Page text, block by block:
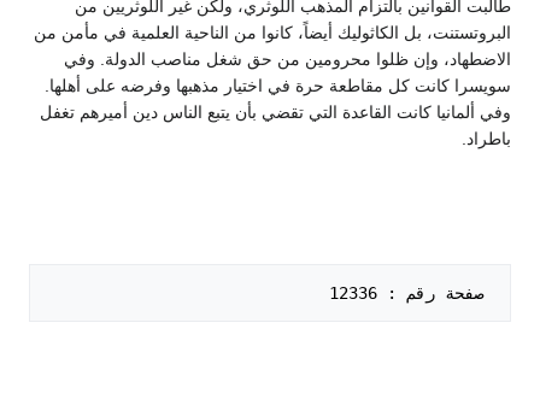
طالبت القوانين بالتزام المذهب اللوثري، ولكن غير اللوثريين من
البروتستنت، بل الكاثوليك أيضاً، كانوا من الناحية العلمية في مأمن من
الاضطهاد، وإن ظلوا محرومين من حق شغل مناصب الدولة. وفي
سويسرا كانت كل مقاطعة حرة في اختيار مذهبها وفرضه على أهلها.
وفي ألمانيا كانت القاعدة التي تقضي بأن يتبع الناس دين أميرهم تغفل
باطراد.
صفحة رقم : 12336